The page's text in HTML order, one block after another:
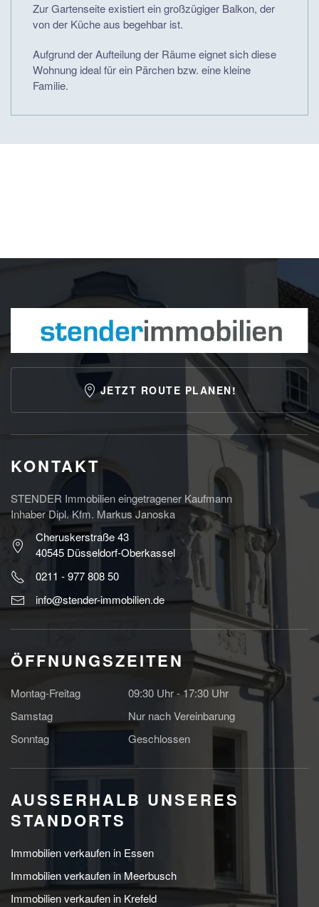
Zur Gartenseite existiert ein großzügiger Balkon, der
von der Küche aus begehbar ist.
Aufgrund der Aufteilung der Räume eignet sich diese
Wohnung ideal für ein Pärchen bzw. eine kleine
Familie.
JETZT ROUTE PLANEN!
KONTAKT
STENDER Immobilien eingetragener Kaufmann
Inhaber Dipl. Kfm. Markus Janoska
Cheruskerstraße 43
40545 Düsseldorf-Oberkassel
0211 - 977 808 50
info@stender-immobilien.de
ÖFFNUNGSZEITEN
Montag-Freitag
09:30 Uhr - 17:30 Uhr
Samstag
Nur nach Vereinbarung
Sonntag
Geschlossen
AUSSERHALB UNSERES S
TANDORTS
Immobilien verkaufen in Essen
Immobilien verkaufen in Meerbusch
Immobilien verkaufen in Krefeld